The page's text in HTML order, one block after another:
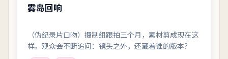
雾岛回响
（伪纪录片口吻）摄制组跟拍三个月，素材剪成现在这
样。观众会不断追问：镜头之外，还藏着谁的版本？